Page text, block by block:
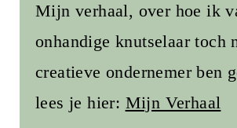
Mijn verhaal, over hoe ik
onhandige knutselaar toch
creatieve ondernemer ben
lees je hier: Mijn Verhaal